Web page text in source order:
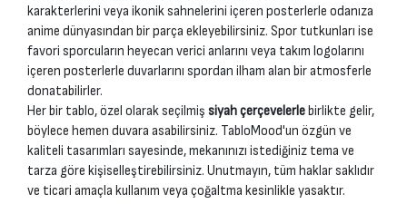
karakterlerini veya ikonik sahnelerini içeren posterlerle odanıza
anime dünyasından bir parça ekleyebilirsiniz. Spor tutkunları ise
favori sporcuların heyecan verici anlarını veya takım logolarını
içeren posterlerle duvarlarını spordan ilham alan bir atmosferle
donatabilirler.
Her bir tablo, özel olarak seçilmiş siyah çerçevelerlebirlikte gelir,
böylece hemen duvara asabilirsiniz. TabloMood'un özgün ve
kaliteli tasarımları sayesinde, mekanınızı istediğiniz tema ve
tarza göre kişiselleştirebilirsiniz. Unutmayın, tüm haklar saklıdır
ve ticari amaçla kullanım veya çoğaltma kesinlikle yasaktır.